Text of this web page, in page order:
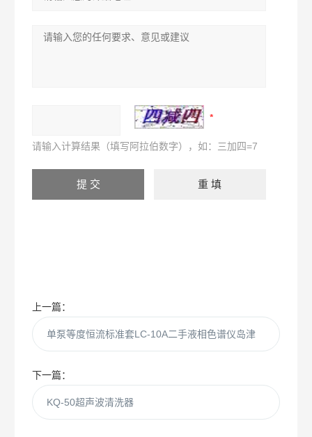
请输入计算结果（填写阿拉伯数字），如：三加四=7
上一篇：
单泵等度恒流标准套LC-10A二手液相色谱仪岛津
下一篇：
KQ-50超声波清洗器